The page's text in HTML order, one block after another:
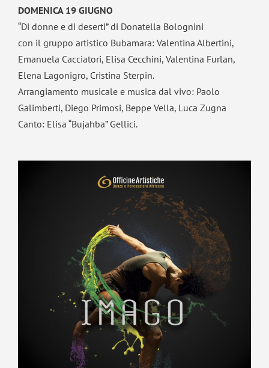
DOMENICA 19 GIUGNO
“Di donne e di deserti” di Donatella Bolognini
con il gruppo artistico Bubamara: Valentina Albertini,
Emanuela Cacciatori, Elisa Cecchini, Valentina Furlan,
Elena Lagonigro, Cristina Sterpin.
Arrangiamento musicale e musica dal vivo: Paolo
Galimberti, Diego Primosi, Beppe Vella, Luca Zugna
Canto: Elisa “Bujahba” Gellici.